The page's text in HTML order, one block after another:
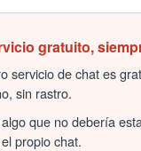
gratuito,
servicio de chat es
sin rastro.
que no debería
propio chat.